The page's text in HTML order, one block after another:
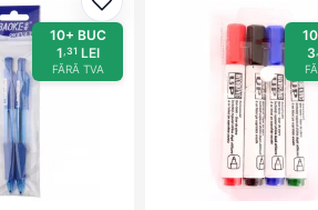
Adaugă la favorite
10+ BUC
1,31 LEI
FĂRĂ TVA
3